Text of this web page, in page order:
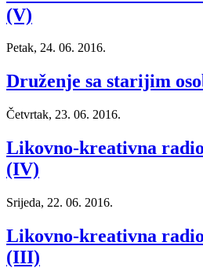
(V)
Petak, 24. 06. 2016.
Druženje sa starijim
Četvrtak, 23. 06. 2016.
Likovno-kreativna
(IV)
Srijeda, 22. 06. 2016.
Likovno-kreativna
(III)